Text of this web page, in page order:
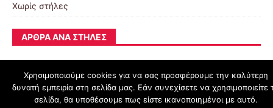
Χωρίς στήλες
ΆΡΘΡΑ ΑΝΆ ΣΤΉΛΕΣ
schoolpress.sch.gr
Χρησιμοποιούμε cookies για να σας προσφέρουμε την καλύτερη
δυνατή εμπειρία στη σελίδα μας. Εάν συνεχίσετε να χρησιμοποιείτε
σελίδα, θα υποθέσουμε πως είστε ικανοποιημένοι με αυτό.